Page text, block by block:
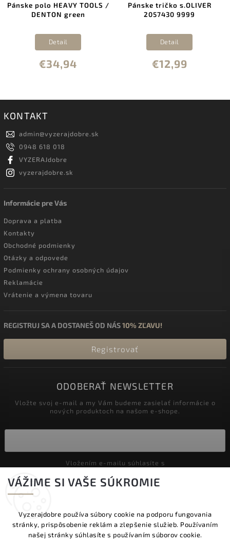
VÁŽIME SI VAŠE SÚKROMIE
Vyzerajdobre používa súbory cookie na podporu fungovania
stránky, prispôsobenie reklám a zlepšenie služieb. Používaním
našej stránky súhlasíte s používaním súborov cookie.
Pánske polo HEAVY TOOLS /
DENTON green
€34,94
Detail
Pánske tričko s.OLIVER
2057430 9999
€12,99
Detail
KONTAKT
admin@vyzerajdobre.sk
0948 618 018
VYZERAJdobre
vyzerajdobre.sk
Informácie pre Vás
Doprava a platba
Kontakty
Obchodné podmienky
Otázky a odpovede
Podmienky ochrany osobných údajov
Reklamácie
Vrátenie a výmena tovaru
REGISTRUJ SA A DOSTANEŠ OD NÁS10% ZĽAVU!
Registrovať
ODOBERAŤ NEWSLETTER
Vložte svoj e-mail a my Vám budeme zasielať informácie o
nových produktoch na našom e-shope.
Copyright 2026Vyzeraj dobre. Všetky práva vyhradené.